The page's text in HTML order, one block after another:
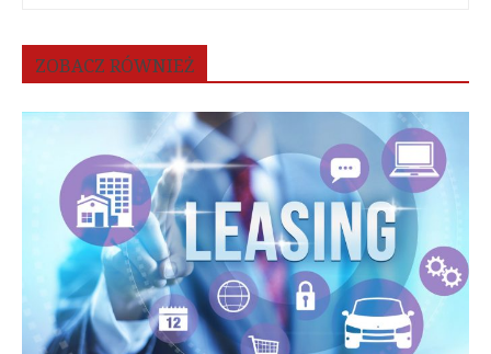
ZOBACZ RÓWNIEŻ